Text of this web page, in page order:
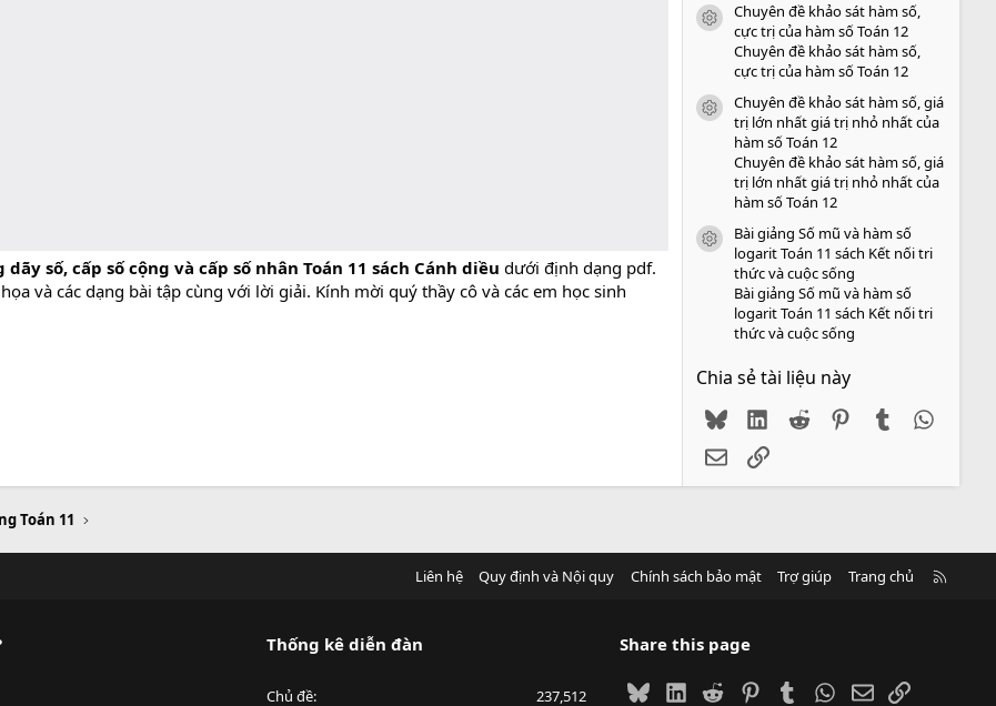
dãy số, cấp số cộng và cấp số nhân Toán 11 sách Cánh diều dưới định dạng pdf.
và các dạng bài tập cùng với lời giải. Kính mời quý thầy cô và các em học sinh
icon tài liệu
Chuyên đề khảo sát hàm số,
cực trị của hàm số Toán 12
Chuyên đề khảo sát hàm số,
cực trị của hàm số Toán 12
icon tài liệu
Chuyên đề khảo sát hàm số, giá
trị lớn nhất giá trị nhỏ nhất của
hàm số Toán 12
Chuyên đề khảo sát hàm số, giá
trị lớn nhất giá trị nhỏ nhất của
hàm số Toán 12
icon tài liệu
Bài giảng Số mũ và hàm số
logarit Toán 11 sách Kết nối tri
thức và cuộc sống
Bài giảng Số mũ và hàm số
logarit Toán 11 sách Kết nối tri
thức và cuộc sống
Chia sẻ tài liệu này
BlueskyLinkedIn
Reddit PinterestTumblr
EmailLink
Toán 11
Liên hệ Quy định và Nội quy Chính sách bảo mật Trợ giúp Trang chủ
Thống kê diễn đàn
Chủ đề 237,512
Share this page
BlueskyLinkedIn
Reddit PinterestTumblrWhatsApp
EmailLink